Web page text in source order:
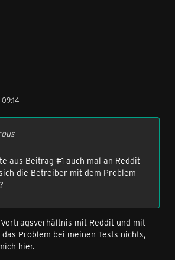
aus Beitrag #1 auch mal an Reddit
die Betreiber mit dem Problem
mit Reddit und mit
Problem bei meinen Tests nichts,
hier.